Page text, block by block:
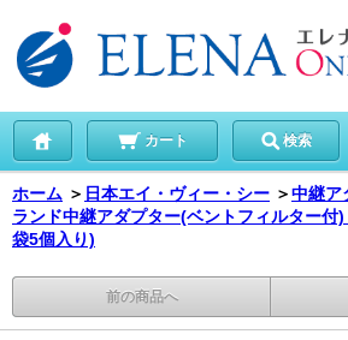
カート 検索
ホーム ＞ 日本エイ・ヴィー・シー ＞中継ア
ランド中継アダプター(ベントフィルタ
袋5個入り)
前の商品へ